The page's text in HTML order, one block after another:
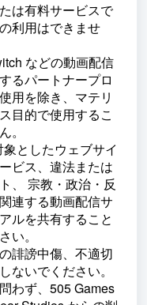
は有料サービスで
利用はできませ
などの動画配信
るパートナープロ
用を除き、マテリ
目的で使用するこ
。
としたウェブサイ
ビス、違法または
、 宗教・政治・反
連する動画配信サ
ルを共有すること
い。
誹謗中傷、不適切
ないでください。
わず、505 Games